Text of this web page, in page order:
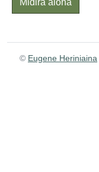
Midira aloha
© Eugene Heriniaina